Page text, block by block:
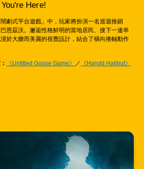
Here!
劇式平台遊戲」中，玩家將扮演一名巡迴推銷
恩茲沃。邂逅性格鮮明的當地居民、接下一連串
於大膽而美麗的視覺設計，結合了橫向捲軸動作
《Untitled Goose Game》 ／ 《Harold Halibut》